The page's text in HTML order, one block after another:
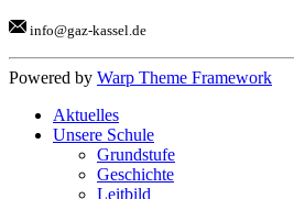
info@gaz-kassel.de
Powered by Warp Theme Framework
Aktuelles
Unsere Schule
Grundstufe
Geschichte
Leitbild